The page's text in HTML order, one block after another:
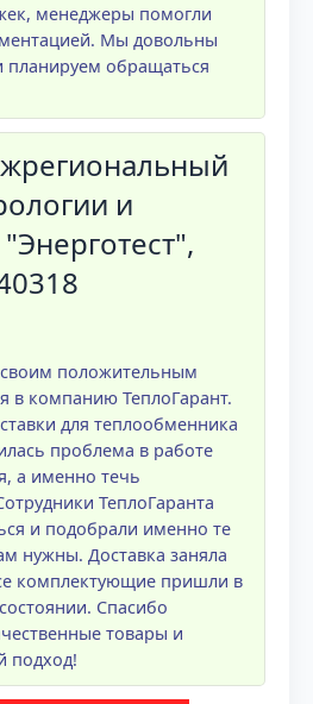
менеджеры помогли
Мы довольны
планируем обращаться
и
положительным
компанию ТеплоГарант.
для теплообменника
проблема в работе
а именно течь
ТеплоГаранта
и подобрали именно те
нужны. Доставка заняла
комплектующие пришли в
Спасибо
товары и
подход!